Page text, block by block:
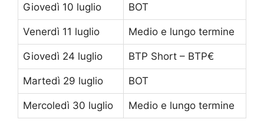
Giovedì 10 luglio BOT
Venerdì 11 luglio Medio e lungo termine
Giovedì 24 luglio BTP Short – BTP€
Martedì 29 luglio BOT
Mercoledì 30 luglio Medio e lungo termine